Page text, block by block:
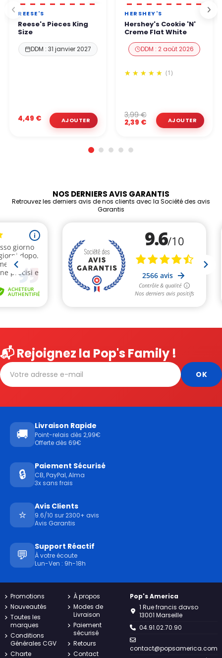
REESE'S
Reese's Pieces King
Size
DDM : 31 janvier 2027
4,49 €
HERSHEY'S
Hershey's Cookie 'N'
Creme Flat White
DDM : 2 août 2026
(1)
2,39 €
3,99 €
NOS DERNIERS AVIS GARANTIS
Retrouvez les derniers avis de nos clients avec la Société des avis
Garantis
📬 Rejoignez la Pop's Family !
🚚
Livraison Rapide
Point-relais dès 2,99€
Offerte dès 69€
🔒
Paiement Sécurisé
CB, PayPal, Alma
3x sans frais
⭐
Avis Clients
9.6/10 sur 2300+ avis
Avis Garantis
💬
Support Réactif
À votre écoute
Lun-Ven : 9h-18h
Promotions
Nouveautés
Toutes les
marques
Conditions
Générales CGV
Charte
À propos
Modes de
Livraison
Paiement
sécurisé
Retours
Contact
Pop's America
1 Rue francis davso
13001 Marseille
04.91.02.70.90
contact@popsamerica.com